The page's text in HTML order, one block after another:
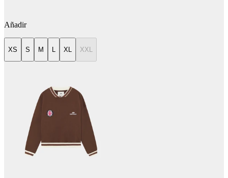
Añadir
XS S M L XL XXL